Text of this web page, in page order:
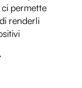
permette
renderli